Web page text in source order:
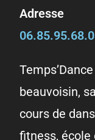
Adresse
beauvoisin,
cours de
fitness, école